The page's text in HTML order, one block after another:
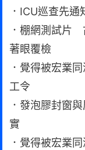
．ICU巡查先
．棚網測試片
著眼覆檢
．覺得被宏業
工令
．發泡膠封窗
實
．覺得被宏業